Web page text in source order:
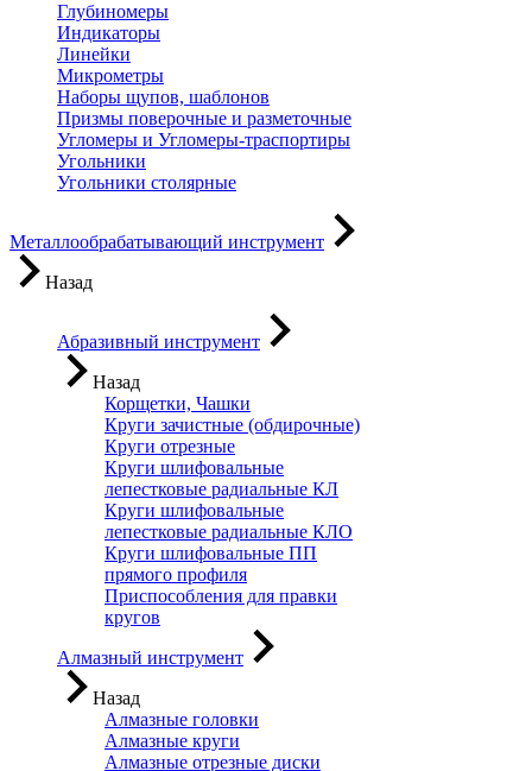
Глубиномеры
Индикаторы
Линейки
Микрометры
Наборы щупов, шаблонов
Призмы поверочные и разметочные
Угломеры и Угломеры-траспортиры
Угольники
Угольники столярные
Металлообрабатывающий инструмент
Назад
Абразивный инструмент
Назад
Корщетки, Чашки
Круги зачистные (обдирочные)
Круги отрезные
Круги шлифовальные
лепестковые радиальные КЛ
Круги шлифовальные
лепестковые радиальные КЛО
Круги шлифовальные ПП
прямого профиля
Приспособления для правки
кругов
Алмазный инструмент
Назад
Алмазные головки
Алмазные круги
Алмазные отрезные диски